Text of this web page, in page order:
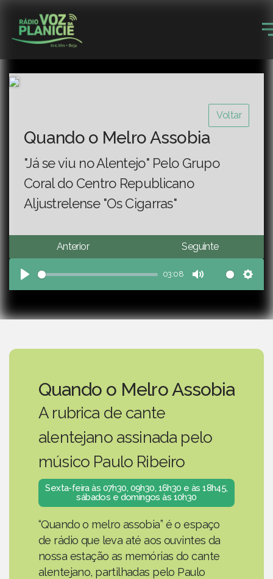
Voltar
Quando o Melro Assobia
"Já se viu no Alentejo" Pelo Grupo
Coral do Centro Republicano
Aljustrelense "Os Cigarras"
Anterior Seguinte
Play
03:08
Mute
Quando o Melro Assobia
A rubrica de cante
alentejano assinada pelo
músico Paulo Ribeiro
Sexta-feira às 07h30, 09h30, 16h30 e às 18h45,
sábados e domingos às 10h30
“Quando o melro assobia” é o espaço
de rádio que leva até aos ouvintes da
nossa estação as memórias do cante
alentejano, partilhadas pelo Paulo